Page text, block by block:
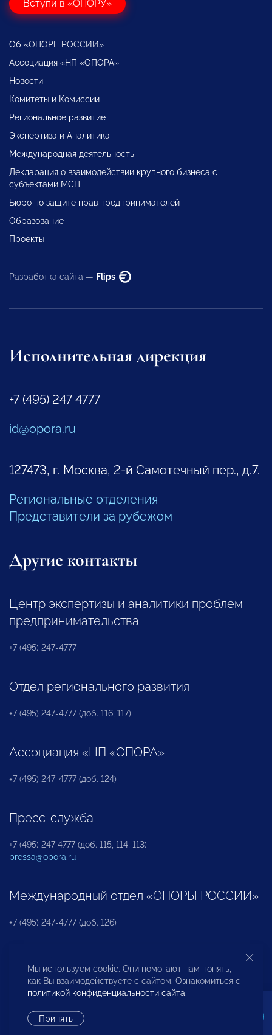
Вступи в «ОПОРУ»
Об «ОПОРЕ РОССИИ»
Ассоциация «НП «ОПОРА»
Новости
Комитеты и Комиссии
Региональное развитие
Экспертиза и Аналитика
Международная деятельность
Декларация о взаимодействии крупного бизнеса с
субъектами МСП
Бюро по защите прав предпринимателей
Образование
Проекты
Разработка сайта — Flips
Исполнительная дирекция
+7 (495) 247 4777
id@opora.ru
127473, г. Москва, 2-й Самотечный пер., д.7.
Региональные отделения
Представители за рубежом
Другие контакты
Центр экспертизы и аналитики проблем
предпринимательства
+7 (495) 247-4777
Отдел регионального развития
+7 (495) 247-4777 (доб. 116, 117)
Ассоциация «НП «ОПОРА»
+7 (495) 247-4777 (доб. 124)
Пресс-служба
+7 (495) 247 4777 (доб. 115, 114, 113)
pressa@opora.ru
Международный отдел «ОПОРЫ РОССИИ»
+7 (495) 247-4777 (доб. 126)
Бюро по защите прав предпринимателей и
инвесторов
Мы используем cookie. Они помогают нам понять,
как Вы взаимодействуете с сайтом. Ознакомиться с
политикой конфиденциальности сайта.
Принять